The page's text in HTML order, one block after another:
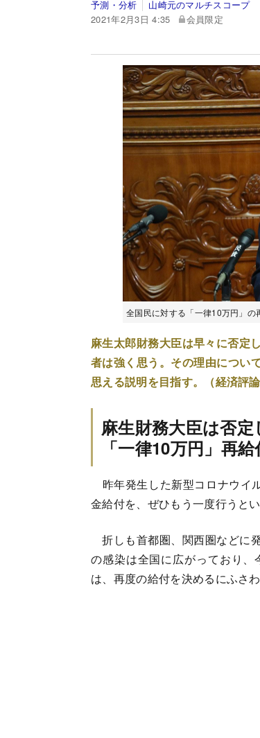
予測・分析
山崎元のマルチスコープ
2021年2月3日 4:35
会員限定
全国民に対する「一律10万円」
麻生太郎財務大臣は早々に否定
者は強く思う。その理由につい
思える説明を目指す。（経済評
麻生財務大臣は否
「一律10万円」再
昨年発生した新型コロナウイ
金給付を、ぜひもう一度行うと
折しも首都圏、関西圏などに
の感染は全国に広がっており
は、再度の給付を決めるにふさわ